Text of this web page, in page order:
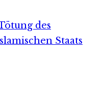
des
Staats